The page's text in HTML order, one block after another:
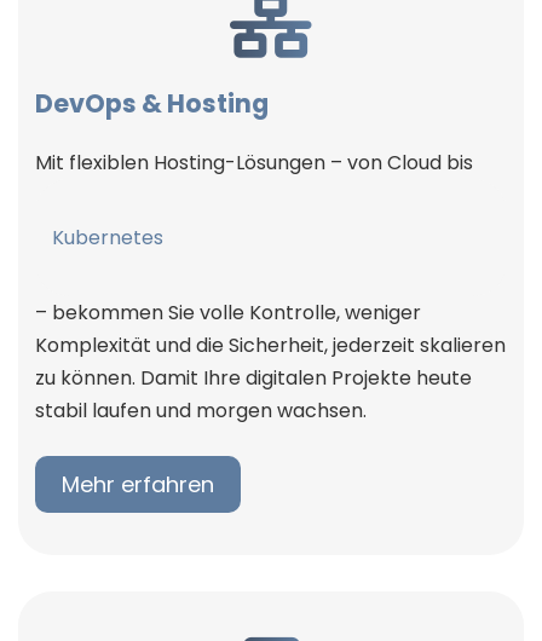
DevOps & Hosting
Mit flexiblen Hosting-Lösungen – von Cloud bis
Kubernetes
– bekommen Sie volle Kontrolle, weniger
Komplexität und die Sicherheit, jederzeit skalieren
zu können. Damit Ihre digitalen Projekte heute
stabil laufen und morgen wachsen.
Mehr erfahren